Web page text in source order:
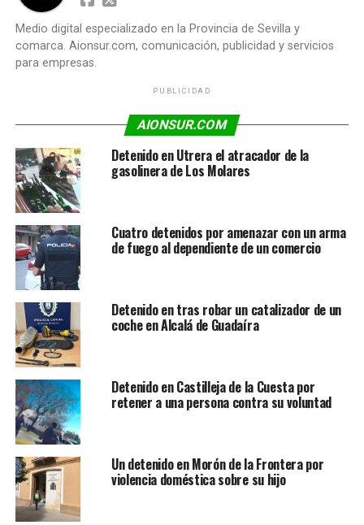
Medio digital especializado en la Provincia de Sevilla y
comarca. Aionsur.com, comunicación, publicidad y servicios
para empresas.
PUBLICIDAD
AIONSUR.COM
Detenido en Utrera el atracador de la
gasolinera de Los Molares
Cuatro detenidos por amenazar con un arma
de fuego al dependiente de un comercio
Detenido en tras robar un catalizador de un
coche en Alcalá de Guadaíra
Detenido en Castilleja de la Cuesta por
retener a una persona contra su voluntad
Un detenido en Morón de la Frontera por
violencia doméstica sobre su hijo